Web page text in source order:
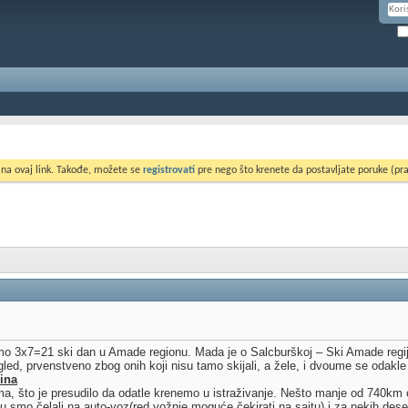
ovaj link. Takođe, možete se registrovati pre nego što krenete da postavljate poruke
3x7=21 ski dan u Amade regionu. Mada je o Salcburškoj – Ski Amade
prvenstveno zbog onih koji nisu tamo skijali, a žele, i dvoume se odakle
što je presudilo da odatle krenemo u istraživanje. Nešto manje od